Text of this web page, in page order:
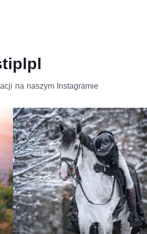
na naszym Instagramie